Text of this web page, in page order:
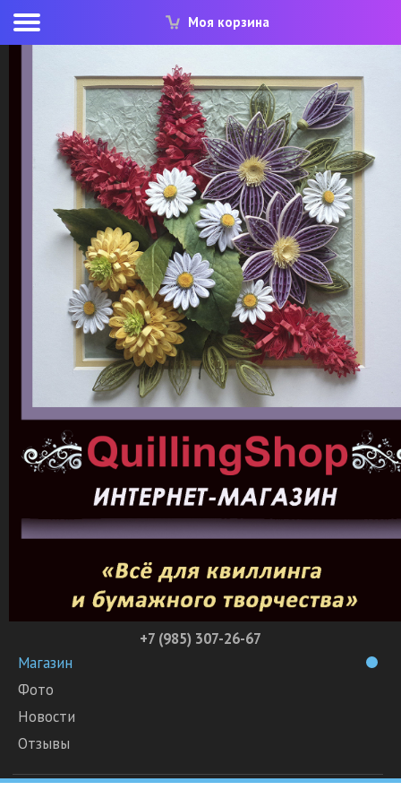
Моя корзина
+7 (985) 307-26-67
Магазин
Фото
Новости
Отзывы